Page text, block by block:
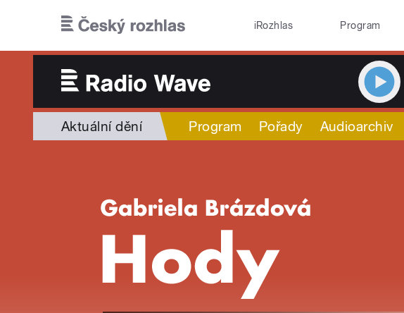
iRozhlas Program
Aktuální dění Program Pořady Audioarchiv